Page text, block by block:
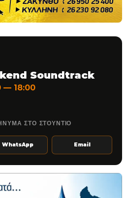
Soundtrack
— 18:00
ΣΤΟ ΣΤΟΥΝΤΙΟ
WhatsApp Email